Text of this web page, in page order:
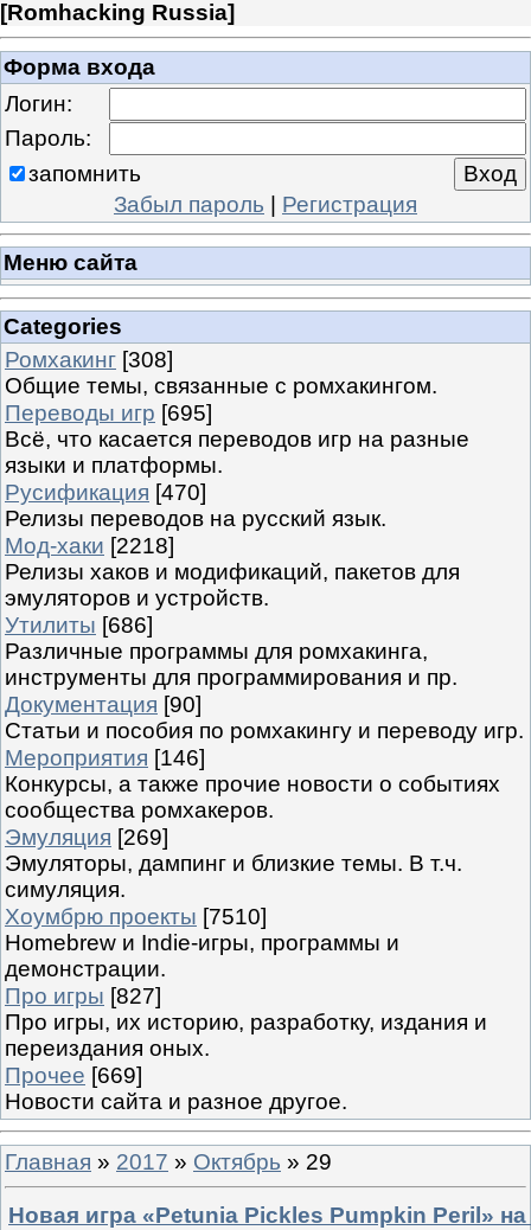
[Romhacking Russia]
Форма входа
Логин:
Пароль:
запомнить
Забыл пароль | Регистрация
Меню сайта
Categories
Ромхакинг [308]
Общие темы, связанные с ромхакингом.
Переводы игр [695]
Всё, что касается переводов игр на разные
языки и платформы.
Русификация [470]
Релизы переводов на русский язык.
Мод-хаки [2218]
Релизы хаков и модификаций, пакетов для
эмуляторов и устройств.
Утилиты [686]
Различные программы для ромхакинга,
инструменты для программирования и пр.
Документация [90]
Статьи и пособия по ромхакингу и переводу игр.
Мероприятия [146]
Конкурсы, а также прочие новости о событиях
сообщества ромхакеров.
Эмуляция [269]
Эмуляторы, дампинг и близкие темы. В т.ч.
симуляция.
Хоумбрю проекты [7510]
Homebrew и Indie-игры, программы и
демонстрации.
Про игры [827]
Про игры, их историю, разработку, издания и
переиздания оных.
Прочее [669]
Новости сайта и разное другое.
Главная » 2017 » Октябрь » 29
Новая игра «Petunia Pickles Pumpkin Peril» на